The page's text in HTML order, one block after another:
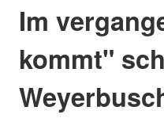
Im
kommt"